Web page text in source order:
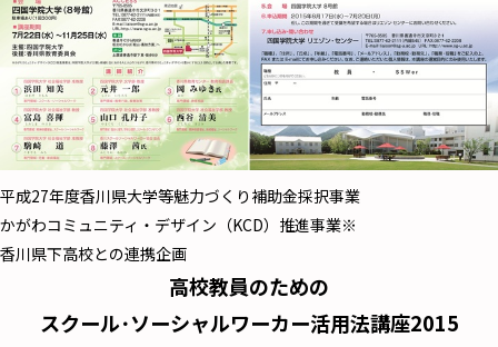
平成27年度香川県大学等魅力づくり補助金採択事業
かがわコミュニティ・デザイン（KCD）推進事業※
香川県下高校との連携企画
高校教員のための
スクール･ソーシャルワーカー活用法講座2015